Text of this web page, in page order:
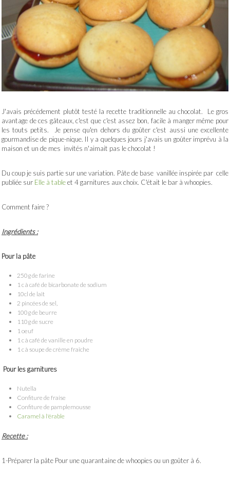
J'avais précédement plutôt testé la recette traditionnelle au chocolat. Le gros
avantage de ces gâteaux, c'est que c'est assez bon, facile à manger même pour
les touts petits. Je pense qu'en dehors du goûter c'est aussi une excellente
gourmandise de pique-nique. Il y a quelques jours j'avais un goûter imprévu à la
maison et un de mes invités n'aimait pas le chocolat !
Du coup je suis partie sur une variation. Pâte de base vanillée inspirée par celle
publiée sur Elle à tableet 4 garnitures aux choix. C'était le bar à whoopies.
Comment faire ?
Ingrédients :
Pour la pâte
250g de farine
1 c à café de bicarbonate de sodium
10cl de lait
2 pincées de sel,
100g de beurre
110g de sucre
1 oeuf
1 c à café de vanille en poudre
1 c à soupe de crème fraîche
Pour les garnitures
Nutella
Confiture de fraise
Confiture de pamplemousse
Caramel à l'érable
Recette :
1-Préparer la pâte Pour une quarantaine de whoopies ou un goûter à 6.